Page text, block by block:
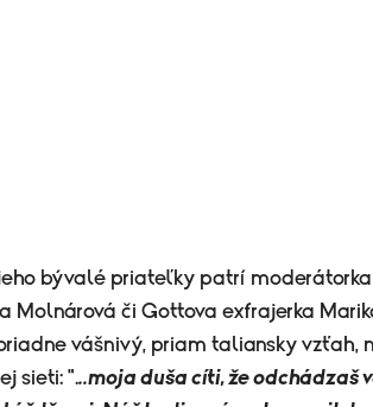
bývalé priateľky patrí moderátorka
Molnárová či Gottova exfrajerka
vášnivý, priam taliansky vzťah,
sieti: "...moja duša cíti, že odchádzaš